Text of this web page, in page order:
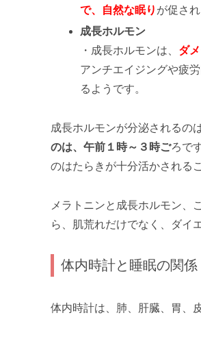
で、自然な眠り が促され
成長ホルモン
・成長ホルモンは、 ダ
アンチエイジングや疲
るようです。
成長ホルモンが分泌されるの
のは、午前１時～３時ごろで
のはたらきが十分活かされる
メラトニンと成長ホルモン、
ら、肌荒れだけでなく、ダイ
体内時計と睡眠の関係
体内時計は、肺、肝臓、胃、